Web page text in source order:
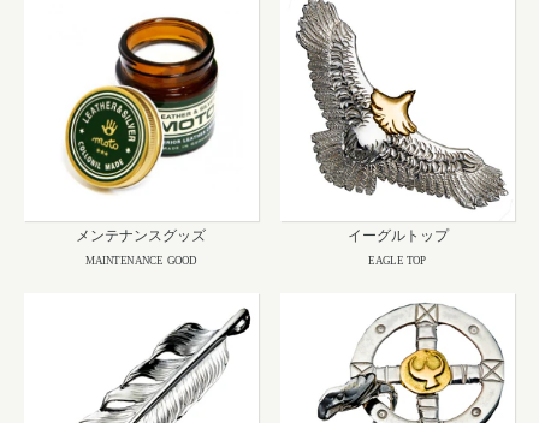
メンテナンスグッズ
MAINTENANCE GOOD
イーグルトップ
EAGLE TOP